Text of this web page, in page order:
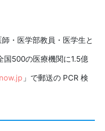
・医学部教員・医学生と
国500の医療機関に1.5億
」で郵送の PCR 検